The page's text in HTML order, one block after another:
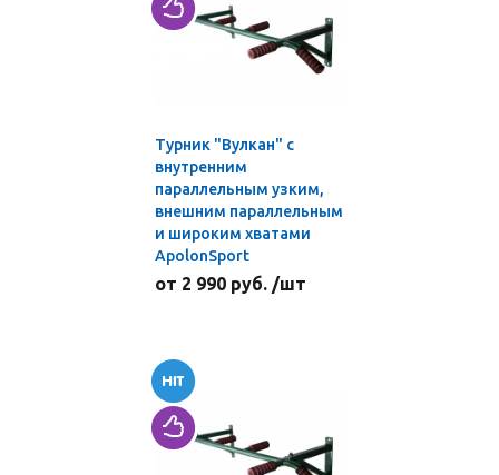
Турник "Вулкан" с
внутренним
параллельным узким,
внешним параллельным
и широким хватами
ApolonSport
от 2 990 руб. /шт